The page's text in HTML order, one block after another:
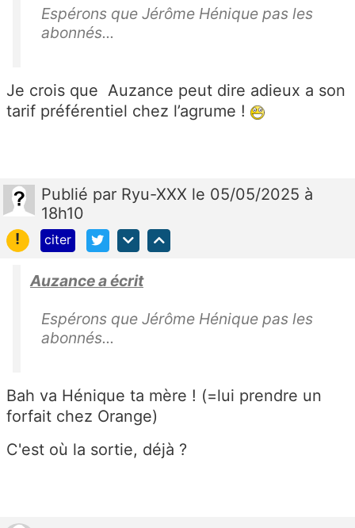
Espérons que Jérôme Hénique pas les
abonnés...
Je crois que Auzance peut dire adieux a son
tarif préférentiel chez l’agrume !
Publié par Ryu-XXX le 05/05/2025 à
18h10
!
citer
Auzance a écrit
Espérons que Jérôme Hénique pas les
abonnés...
Bah va Hénique ta mère ! (=lui prendre un
forfait chez Orange)
C'est où la sortie, déjà ?